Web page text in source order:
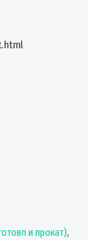
и прокат),